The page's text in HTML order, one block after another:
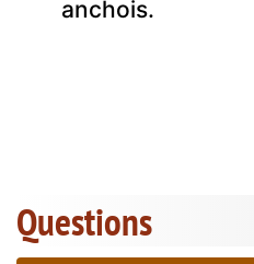
anchois.
Questions